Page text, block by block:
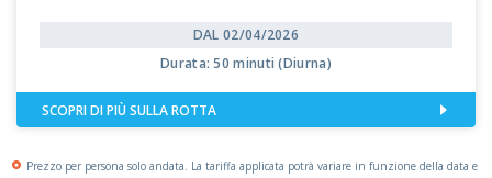
DAL 02/04/2026
Durata: 50 minuti (Diurna)
SCOPRI DI PIÙ SULLA ROTTA
Prezzo per persona solo andata. La tariffa applicata potrà variare in funzione della data e